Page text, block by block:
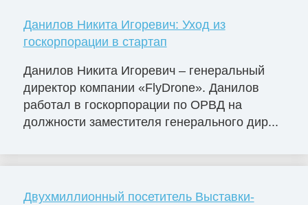
Данилов Никита Игоревич: Уход из
госкорпорации в стартап
Данилов Никита Игоревич – генеральный
директор компании «FlyDrone». Данилов
работал в госкорпорации по ОРВД на
должности заместителя генерального дир...
Двухмиллионный посетитель Выставки-